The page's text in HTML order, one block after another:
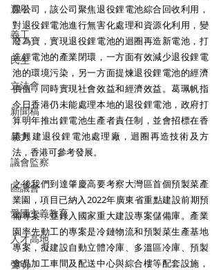
選舉
義工
民生
立法會
新聞稿
暴力
議會監察
區議會
愛國主義教育
人才高地
聲明
限公司，該公司聚焦退役鋰電池綜合回收利用，
對退役鋰電池進行無害化處理和資源化利用，變
廢為寶，實現退役鋰電池的迴圈再造新電池，打
造鋰電池的產業閉環，一方面有效減少退役鋰電
池的環境污染，另一方面提煉退役鋰電池的經濟
價值，同時實現社會效益和經濟效益。葛珮帆指
今日香港仍未能處理本地的退役鋰電池，政府打
算明年推出鋰電池生產者責任制，並會招標在香
港興建退役鋰電池處理廠，迴圈再造技術及方
法，香港可參考發展。
之後我們到達肇慶高要考察大灣區首個預製菜產
業園，項目已納入2022年廣東省重點建設前期預
備專案，並錄入國家重大建設專案儲備庫。產業
園率先動工的專案是冷鏈物流和預製菜生產基地
專案，擬建設自動立體冷庫、多溫區冷庫、預製
食品加工車間及配送中心與綜合樓等配套設施，